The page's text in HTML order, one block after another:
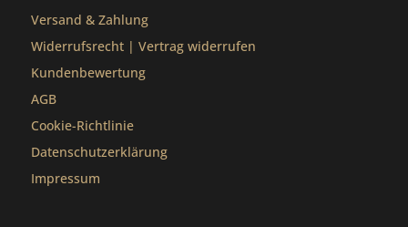
Versand & Zahlung
Widerrufsrecht |Vertrag widerrufen
Kundenbewertung
AGB
Cookie-Richtlinie
Datenschutzerklärung
Impressum